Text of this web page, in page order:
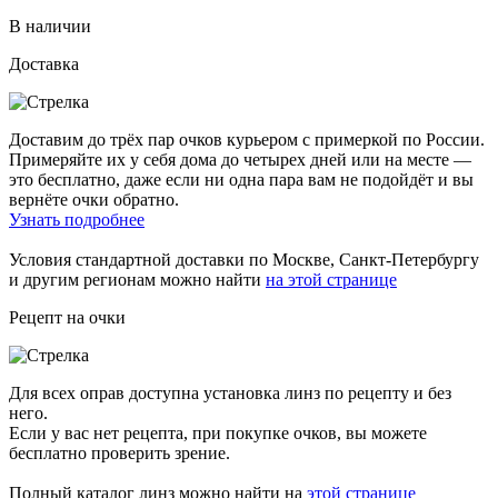
В наличии
Доставка
Доставим до трёх пар очков курьером с примеркой по России.
Примеряйте их у себя дома до четырех дней или на месте —
это бесплатно, даже если ни одна пара вам не подойдёт и вы
вернёте очки обратно.
Узнать подробнее
Условия стандартной доставки по Москве, Санкт-Петербургу
и другим регионам можно найти на этой странице
Рецепт на очки
Для всех оправ доступна установка линз по рецепту и без
него.
Если у вас нет рецепта, при покупке очков, вы можете
бесплатно проверить зрение.
Полный каталог линз можно найти на этой странице